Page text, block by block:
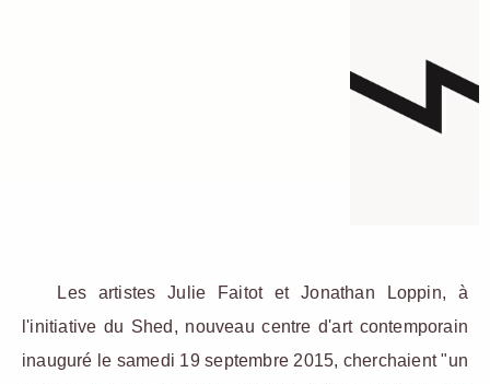
Les artistes Julie Faitot et Jonathan Loppin, à
l'initiative du Shed, nouveau centre d'art contemporain
inauguré le samedi 19 septembre 2015, cherchaient "un